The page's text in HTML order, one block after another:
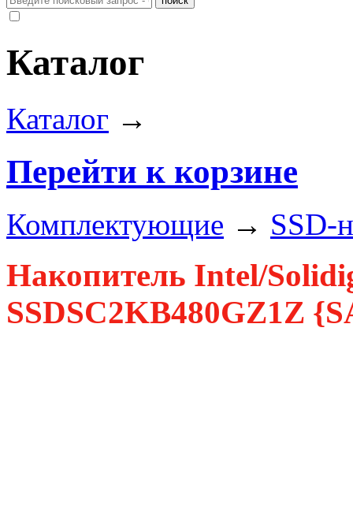
Каталог
Каталог →
Перейти к корзине
Комплектующие → SSD-
Накопитель Intel/
SSDSC2KB480GZ1Z